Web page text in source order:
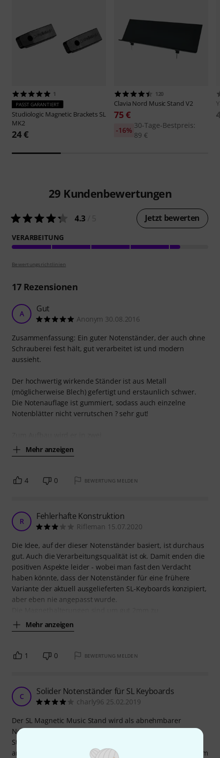
1
PASST GARANTIERT
Studiologic Magnetic Brackets SL
MK2
24 €
120
Clavia Nord Music Stand V2
75 €
30-Tage-Bestpreis:
89 €
-16%
29 Kundenbewertungen
4.3 Jetzt bewerten
VERARBEITUNG
Bewertungsrichtlinien
17Rezensionen
A Gut
Anonym 30.08.2016
Zusammenfassung: Ein guter Notenständer, der auch ohne
Schrauberei fest hält, gut verarbeitet ist und modern
aussieht.
Der hochwertig wirkende Ständer ist aus Metall
(möglicherweise Blech) gefertigt und erstaunlich schwer.
Die Notenauflage ist gummiert, sodass auch einzelne
Notenblätter nicht verrutschen ? sehr gut!
Mehr anzeigen
4 0 BEWERTUNG MELDEN
R Fehlerhafte Konstruktion
Rifleman 15.07.2020
Die Idee, auf der dieser Notenständer basiert, ist durchaus
gut. Auch die Verarbeitungsqualität ist ok. Damit enden die
positiven Aspekte leider - wobei man fast den Verdacht
haben könnte, dass der Notenständer für eine frühere
Variante der aktuell ausgelieferten SL-Keyboards konzipiert,
aber eben nie angepasst wurde.
Mehr anzeigen
1 0 BEWERTUNG MELDEN
C Solider Notenständer für SL Keyboards
charly96 25.02.2019
Der SL Magnetic Music Stand wird als abnehmbarer
Notenständer für ein SL 88 I Grand Keyboard von
Studiologic verwendet. Der Notenständer lässt sich leicht
anbringen und haftet dafür erstaunlicherweise auch extrem